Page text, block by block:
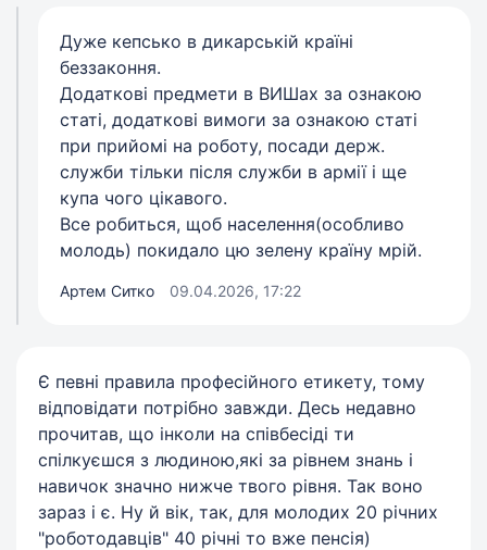
Дуже кепсько в дикарській країні
беззаконня.
Додаткові предмети в ВИШах за ознакою
статі, додаткові вимоги за ознакою статі
при прийомі на роботу, посади держ.
служби тільки після служби в армії і ще
купа чого цікавого.
Все робиться, щоб населення(особливо
молодь) покидало цю зелену країну мрій.
Артем Ситко 09.04.2026, 17:22
Є певні правила професійного етикету, тому
відповідати потрібно завжди. Десь недавно
прочитав, що інколи на співбесіді ти
спілкуєшся з людиною,які за рівнем знань і
навичок значно нижче твого рівня. Так воно
зараз і є. Ну й вік, так, для молодих 20 річних
"роботодавців" 40 річні то вже пенсія)